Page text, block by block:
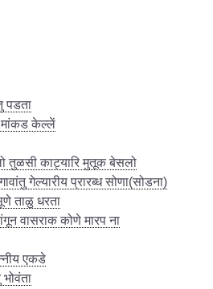
पडता
केल्लें
तुळसी काट्यारि मुतूक बेसलो
गेल्यारीय प्रारब्ध सोणा(सोडना)
ताळु धरता
वासराक कोणे मारप ना
एकडे